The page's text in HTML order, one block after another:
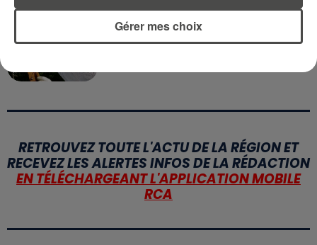
13 juillet 2026
CANICULE ET SÉCHERESSE : LES
APICULTEURS S'INQUIÈTENT
RETROUVEZ TOUTE L'ACTU DE LA RÉGION ET
RECEVEZ LES ALERTES INFOS DE LA RÉDACTION
EN TÉLÉCHARGEANT L'APPLICATION MOBILE
RCA
Gérer mes choix